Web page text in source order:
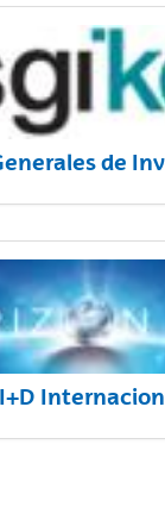
de